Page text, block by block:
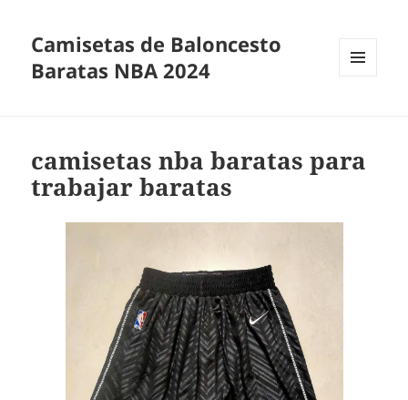
Camisetas de Baloncesto
Baratas NBA 2024
camisetas nba baratas para
trabajar baratas